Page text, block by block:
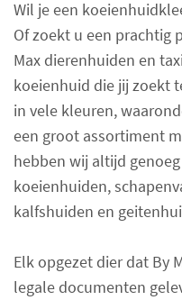
Wil je een
Of zoekt u een prachtig
Max dierenhuiden en
koeienhuid die jij zoekt
in vele kleuren,
een groot assortiment
hebben wij altijd
koeienhuiden,
kalfshuiden en
Elk opgezet dier dat By
legale documenten